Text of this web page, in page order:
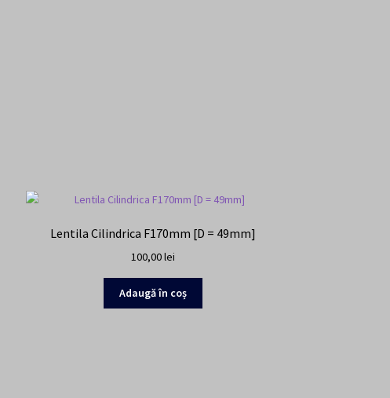
Lentila Cilindrica F170mm [D = 49mm]
100,00lei
Adaugă în coș